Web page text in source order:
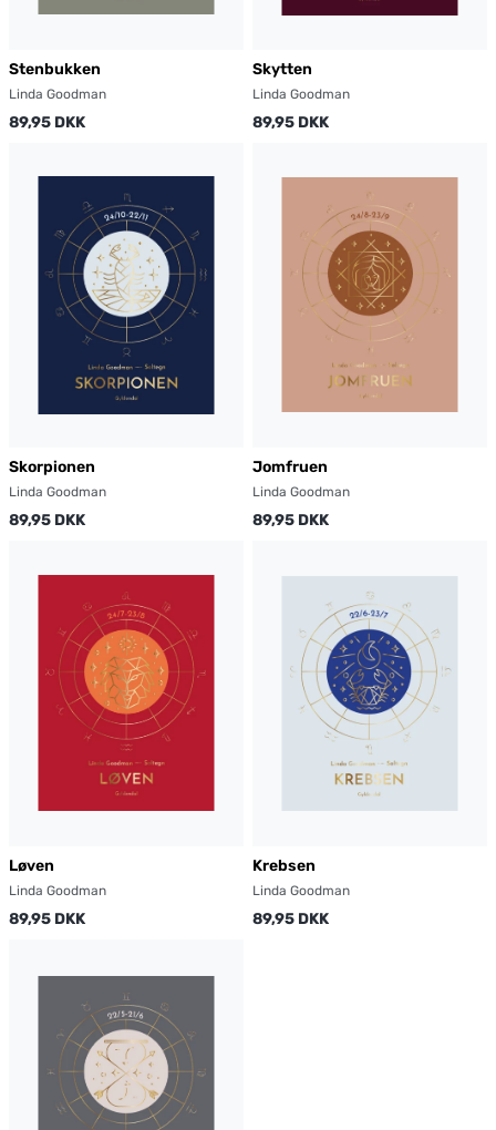
Stenbukken
Linda Goodman
89,95 DKK
Skytten
Linda Goodman
89,95 DKK
Skorpionen
Linda Goodman
89,95 DKK
Jomfruen
Linda Goodman
89,95 DKK
Løven
Linda Goodman
89,95 DKK
Krebsen
Linda Goodman
89,95 DKK